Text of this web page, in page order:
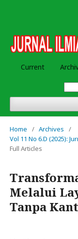
Current
Home / Archives
/
Vol 11 No 6.D (2025):
Full Articles
Melalui
Tanpa